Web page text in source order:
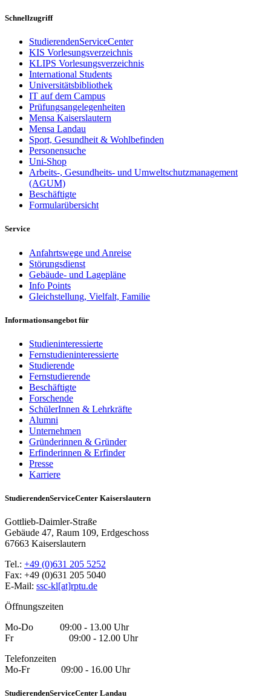
Schnellzugriff
StudierendenServiceCenter
KIS Vorlesungsverzeichnis
KLIPS Vorlesungsverzeichnis
International Students
Universitätsbibliothek
IT auf dem Campus
Prüfungsangelegenheiten
Mensa Kaiserslautern
Mensa Landau
Sport, Gesundheit & Wohlbefinden
Personensuche
Uni-Shop
Arbeits-, Gesundheits- und Umweltschutzmanagement
(AGUM)
Beschäftigte
Formularübersicht
Service
Anfahrtswege und Anreise
Störungsdienst
Gebäude- und Lagepläne
Info Points
Gleichstellung, Vielfalt, Familie
Informationsangebot für
Studieninteressierte
Fernstudieninteressierte
Studierende
Fernstudierende
Beschäftigte
Forschende
SchülerInnen & Lehrkräfte
Alumni
Unternehmen
Gründerinnen & Gründer
Erfinderinnen & Erfinder
Presse
Karriere
StudierendenServiceCenter Kaiserslautern
Gottlieb-Daimler-Straße
Gebäude 47, Raum 109, Erdgeschoss
67663 Kaiserslautern
Tel.: +49 (0)631 205 5252
Fax: +49 (0)631 205 5040
E-Mail: ssc-kl[at]rptu.de
Öffnungszeiten
Mo-Do 09:00 - 13.00 Uhr
Fr 09:00 - 12.00 Uhr
Telefonzeiten
Mo-Fr 09:00 - 16.00 Uhr
StudierendenServiceCenter Landau